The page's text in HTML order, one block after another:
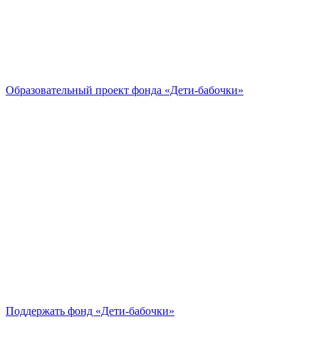
Образовательный проект фонда «Дети-бабочки»
Поддержать фонд «Дети-бабочки»